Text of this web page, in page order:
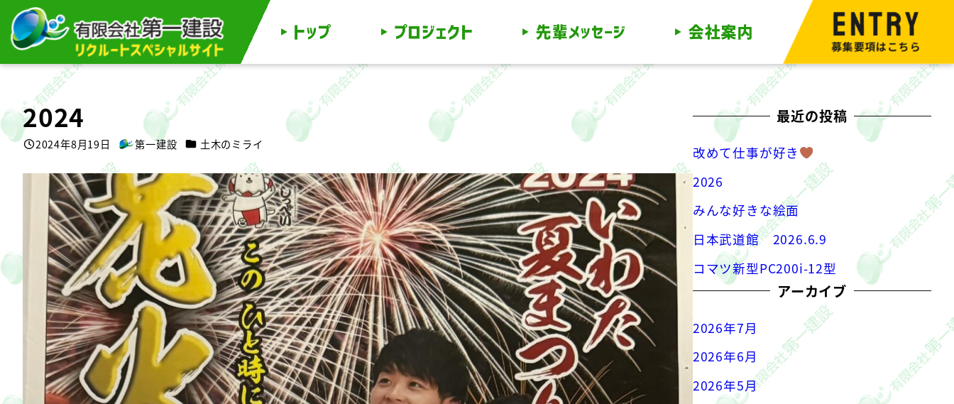
ン
コ
テ
ン
動
募集要項はこちら
2024
投稿日
2024年8月19日
著
者
第一建設 カテゴリー
土木のミライ
最近の投稿
改めて仕事が好き
2026
みんな好きな絵面
日本武道館 2026.6.9
コマツ新型PC200i-12型
アーカイブ
2026年7月
2026年6月
2026年5月